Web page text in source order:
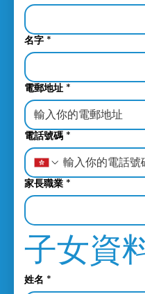
名字 *
電郵地址 *
電話號碼 *
家長職業 *
子女資
姓名 *